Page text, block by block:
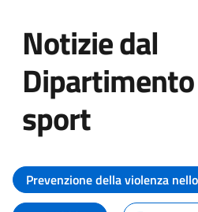
Notizie dal
sport
Tutti i contenuti
Prevenzione della violenza